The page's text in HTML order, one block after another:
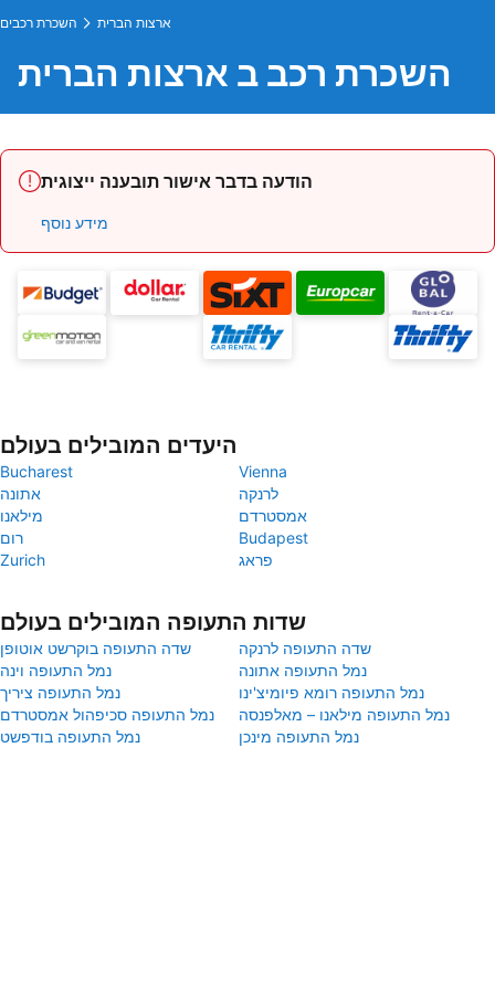
השכרת רכבים ארצות הברית
השכרת רכב ב ארצות הברית
הודעה בדבר אישור תובענה ייצוגית
מידע נוסף
היעדים המובילים בעולם
Bucharest
Vienna
אתונה
לרנקה
מילאנו
אמסטרדם
רום
Budapest
Zurich
פראג
שדות התעופה המובילים בעולם
שדה התעופה בוקרשט אוטופן
שדה התעופה לרנקה
נמל התעופה וינה
נמל התעופה אתונה
נמל התעופה ציריך
נמל התעופה רומא פיומיצ'ינו
נמל התעופה סכיפהול אמסטרדם
נמל התעופה מילאנו – מאלפנסה
נמל התעופה בודפשט
נמל התעופה מינכן